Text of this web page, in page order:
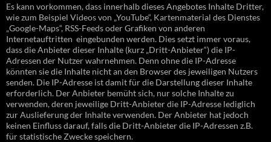
Es kann vorkommen, dass innerhalb dieses Angebotes Inhalte Dritter,
wie zum Beispiel Videos von „YouTube“, Kartenmaterial des Dienstes
„Google-Maps“, RSS-Feeds oder Grafiken von anderen
Internetauftritten eingebunden werden. Dies setzt immer voraus,
dass die Anbieter dieser Inhalte (kurz „Dritt-Anbieter“) die IP-
Adressen der Nutzer wahrnehmen. Denn ohne die IP-Adresse
könnten sie die Inhalte nicht an den Browser des jeweiligen Nutzers
senden. Die IP-Adresse ist damit für die Darstellung dieser Inhalte
erforderlich. Der Anbieter bemüht sich, nur solche Inhalte zu
verwenden, deren jeweilige Dritt-Anbieter die IP-Adresse lediglich
zur Auslieferung der Inhalte verwenden. Der Anbieter hat jedoch
keinen Einfluss darauf, falls die Dritt-Anbieter die IP-Adressen z.B.
für statistische Zwecke speichern.